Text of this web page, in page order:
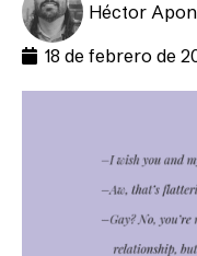
Héctor
18 de febrero de